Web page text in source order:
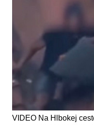
VIDEO Na Hlbokej